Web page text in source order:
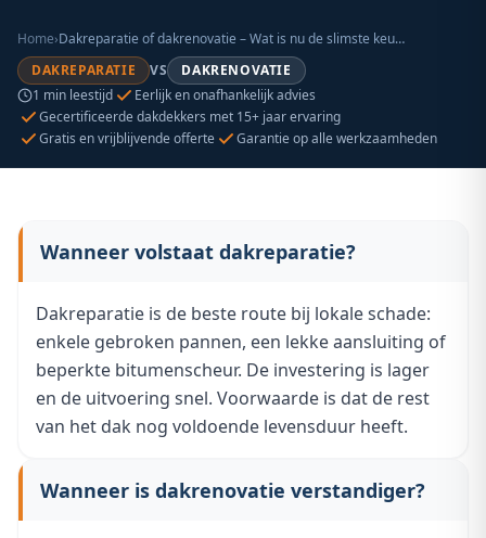
Home›
Dakreparatie of dakrenovatie – Wat is nu de slimste keuze?
DAKREPARATIE
VS
DAKRENOVATIE
1 min leestijd
Eerlijk en onafhankelijk advies
Gecertificeerde dakdekkers met 15+ jaar ervaring
Gratis en vrijblijvende offerte
Garantie op alle werkzaamheden
Wanneer volstaat dakreparatie?
Dakreparatie is de beste route bij lokale schade:
enkele gebroken pannen, een lekke aansluiting of
beperkte bitumenscheur. De investering is lager
en de uitvoering snel. Voorwaarde is dat de rest
van het dak nog voldoende levensduur heeft.
Wanneer is dakrenovatie verstandiger?